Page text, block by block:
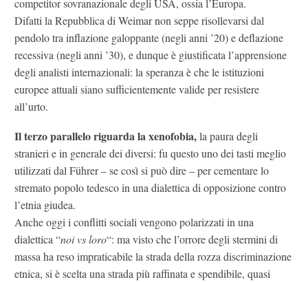
competitor sovranazionale degli USA, ossia l’Europa.
Difatti la Repubblica di Weimar non seppe risollevarsi dal
pendolo tra inflazione galoppante (negli anni ’20) e deflazione
recessiva (negli anni ’30), e dunque è giustificata l’apprensione
degli analisti internazionali: la speranza è che le istituzioni
europee attuali siano sufficientemente valide per resistere
all’urto.
Il terzo parallelo riguarda la xenofobia,la paura degli
stranieri e in generale dei diversi: fu questo uno dei tasti meglio
utilizzati dal Führer – se così si può dire – per cementare lo
stremato popolo tedesco in una dialettica di opposizione contro
l’etnia giudea.
Anche oggi i conflitti sociali vengono polarizzati in una
dialettica “noi vs loro“: ma visto che l’orrore degli stermini di
massa ha reso impraticabile la strada della rozza discriminazione
etnica, si è scelta una strada più raffinata e spendibile, quasi